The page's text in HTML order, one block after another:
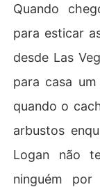
Quando
para esticar
desde Las
para casa
quando o
arbustos
Logan não
ninguém